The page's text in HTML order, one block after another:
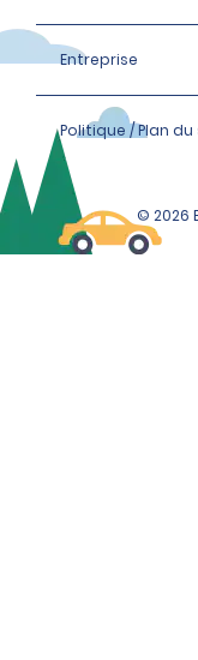
Entreprise
Politique / Plan du
© 2026